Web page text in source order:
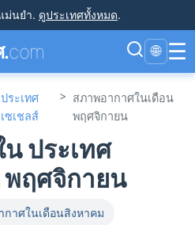
ม่นยำ. ดูประเทศทั้งหมด.
com 🌐 ☰
ประเทศ
เซเชลส์
> สภาพอากาศในเดือน
พฤศจิกายน
ประเทศ
พฤศจิกายน
กาศในเดือนสิงหาคม